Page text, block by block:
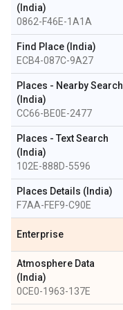
(India)
0862-F46E-1A1A
Find Place (India)
ECB4-087C-9A27
Places - Nearby Search
(India)
CC66-BE0E-2477
Places - Text Search
(India)
102E-888D-5596
Places Details (India)
F7AA-FEF9-C90E
Enterprise
Atmosphere Data
(India)
0CE0-1963-137E